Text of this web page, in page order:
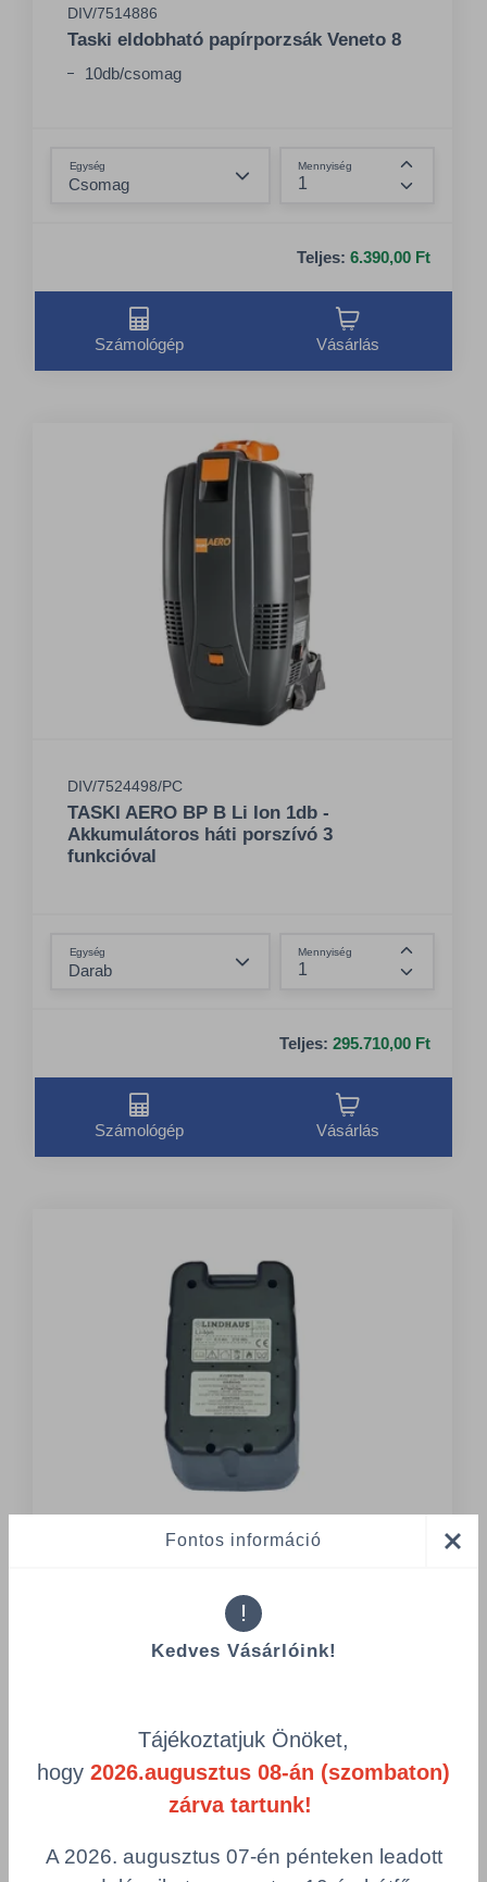
DIV/7514886
Taski eldobható papírporzsák Veneto 8
10db/csomag
Egység Mennyiség
Összeg
Teljes: 6.390,00 Ft
Számológép Vásárlás
DIV/7524498/PC
TASKI AERO BP B Li Ion 1db -
Akkumulátoros háti porszívó 3
funkcióval
Egység Mennyiség
Összeg
Teljes: 295.710,00 Ft
Számológép Vásárlás
TASKI IntelliPower - Lítium-ion
akkumulátor 1db - 36V / 6Ah -
Akkumulátor háti- és állóporszívóhoz
Mennyiség
Összeg
Összeg csökkentése
Fontos információ
!
Kedves Vásárlóink!
Tájékoztatjuk Önöket,
hogy 2026.augusztus 08-án (szombaton)
zárva tartunk!
A 2026. augusztus 07-én pénteken leadott